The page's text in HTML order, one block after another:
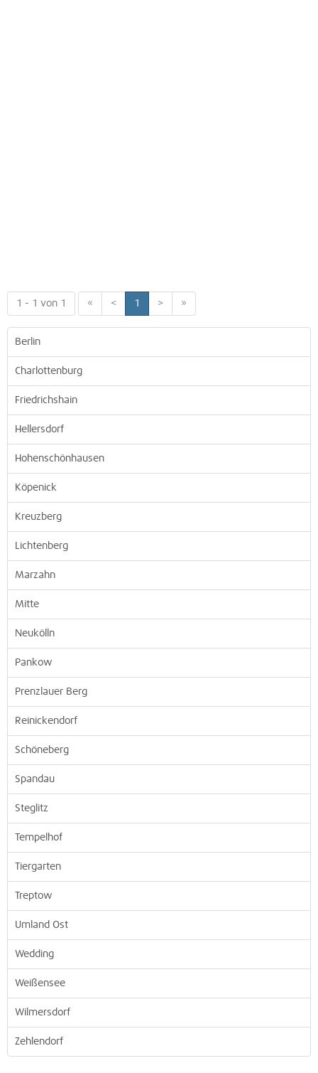
1 - 1 von 1 « < 1 > »
Berlin
Charlottenburg
Friedrichshain
Hellersdorf
Hohenschönhausen
Köpenick
Kreuzberg
Lichtenberg
Marzahn
Mitte
Neukölln
Pankow
Prenzlauer Berg
Reinickendorf
Schöneberg
Spandau
Steglitz
Tempelhof
Tiergarten
Treptow
Umland Ost
Wedding
Weißensee
Wilmersdorf
Zehlendorf